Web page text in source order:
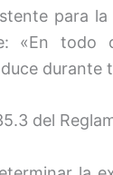
para
«En todo
durante
del